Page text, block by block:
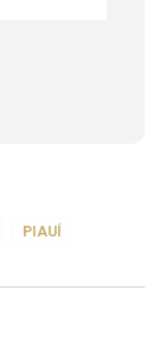
PIAUÍ